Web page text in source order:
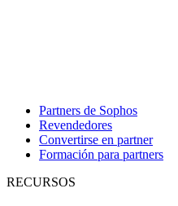
Partners de Sophos
Revendedores
Convertirse en partner
Formación para partners
RECURSOS